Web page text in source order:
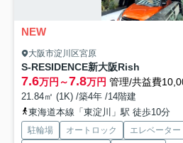
NEW
大阪市淀川区宮原
S-RESIDENCE新大阪Rish
7.6万円～7.8万円 管理/共益費
21.84㎡ (1K) /築4年 /14階建
東海道本線「東淀川」駅 徒歩10分
駐輪場 オートロック エレベーター